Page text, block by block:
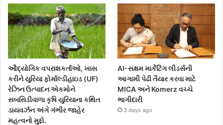
ઔદ્યોગિક વપરાશકર્તાઓ, ખાસ
કરીને યુરિયા ફોર્માલ્ડીહાઇડ (UF)
રેઝિન ઉત્પાદન એકમોને
સબસિડીવાળા કૃષિ યુરિયાના કથિત
ડાયવર્ઝન અંગે ગંભીર જાહેર
મહત્વનો મુદ્દો.
AI-સક્ષમ માર્કેટિંગ લીડર્સની
આગામી પેઢી તૈયાર કરવા માટે
MICA અને Komerz વચ્ચે
ભાગીદારી
3 days ago